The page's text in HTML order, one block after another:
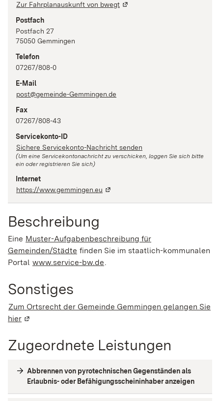
Zur Fahrplanauskunft von bwegt
Postfach
Postfach 27
75050 Gemmingen
Telefon
07267/808-0
E-Mail
post@gemeinde-Gemmingen.de
Fax
07267/808-43
Servicekonto-ID
Sichere Servicekonto-Nachricht senden
(Um eine Servicekontonachricht zu verschicken, loggen Sie sich bitte
ein oder registrieren Sie sich)
Internet
https://www.gemmingen.eu
Beschreibung
Eine Muster-Aufgabenbeschreibung für
Gemeinden/Städte finden Sie im staatlich-kommunalen
Portal www.service-bw.de.
Sonstiges
Zum Ortsrecht der Gemeinde Gemmingen gelangen Sie
hier (Wird in einem neuen Fenster geöffnet)
Zugeordnete Leistungen
Abbrennen von pyrotechnischen Gegenständen als
Erlaubnis- oder Befähigungsscheininhaber anzeigen